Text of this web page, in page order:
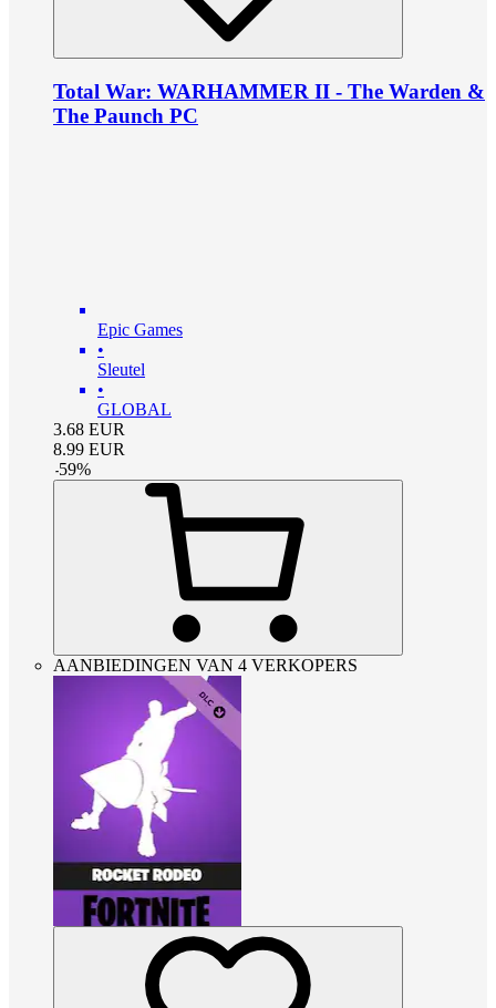
Total War: WARHAMMER II - The Warden &
The Paunch PC
Epic Games
•
Sleutel
•
GLOBAL
3.68 EUR
8.99 EUR
-59%
AANBIEDINGEN VAN 4 VERKOPERS